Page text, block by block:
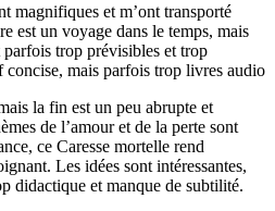
magnifiques et m’ont transporté
est un voyage dans le temps, mais
trop prévisibles et trop
concise, mais parfois trop livres audio
la fin est un peu abrupte et
de l’amour et de la perte sont
ce Caresse mortelle rend
Les idées sont intéressantes,
didactique et manque de subtilité.